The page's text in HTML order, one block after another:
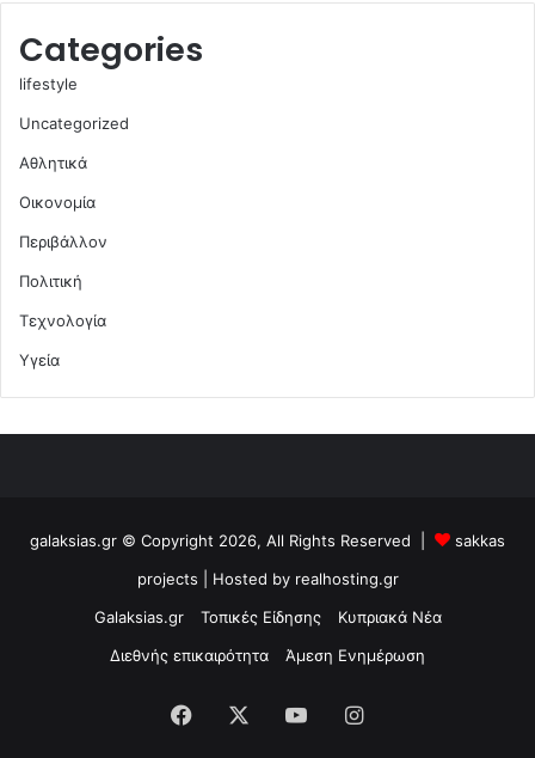
Categories
lifestyle
Uncategorized
Αθλητικά
Οικονομία
Περιβάλλον
Πολιτική
Τεχνολογία
Υγεία
galaksias.gr © Copyright 2026, All Rights Reserved |
sakkas
projects | Hosted by realhosting.gr
Galaksias.gr
Τοπικές Είδησης
Κυπριακά Νέα
Διεθνής επικαιρότητα
Άμεση Ενημέρωση
Facebook YouTubeInstagram